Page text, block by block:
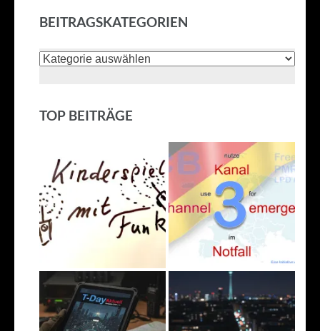
BEITRAGSKATEGORIEN
Beitragskategorien
TOP BEITRÄGE